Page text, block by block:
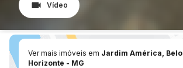
Vídeo
Ver mais imóveis em Jardim América, Belo
Horizonte - MG